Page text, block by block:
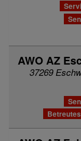
AWO AZ
37269